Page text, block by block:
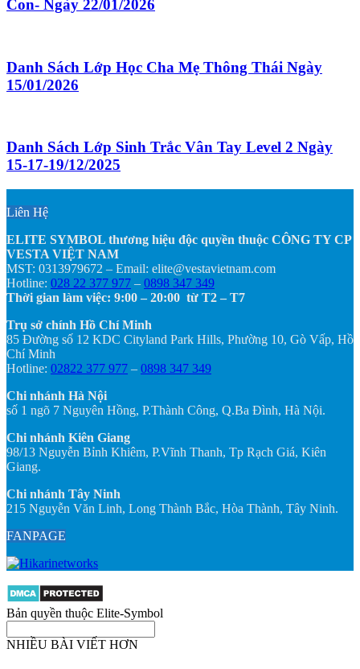
Con- Ngày 22/01/2026
Danh Sách Lớp Học Cha Mẹ Thông Thái Ngày
15/01/2026
Danh Sách Lớp Sinh Trắc Vân Tay Level 2 Ngày
15-17-19/12/2025
Liên Hệ
ELITE SYMBOL thương hiệu độc quyền thuộc CÔNG TY CP
VESTA VIỆT NAM
MST: 0313979672 – Email: elite@vestavietnam.com
Hotline: 028 22 377 977 – 0898 347 349
Thời gian làm việc: 9:00 – 20:00 từ T2 – T7
Trụ sở chính Hồ Chí Minh
85 Đường số 12 KDC Cityland Park Hills, Phường 10, Gò Vấp, Hồ
Chí Minh
Hotline: 02822 377 977 – 0898 347 349
Chi nhánh Hà Nội
số 1 ngõ 7 Nguyên Hồng, P.Thành Công, Q.Ba Đình, Hà Nội.
Chi nhánh Kiên Giang
98/13 Nguyễn Bỉnh Khiêm, P.Vĩnh Thanh, Tp Rạch Giá, Kiên
Giang.
Chi nhánh Tây Ninh
215 Nguyễn Văn Linh, Long Thành Bắc, Hòa Thành, Tây Ninh.
FANPAGE
Bản quyền thuộc Elite-Symbol
NHIỀU BÀI VIẾT HƠN